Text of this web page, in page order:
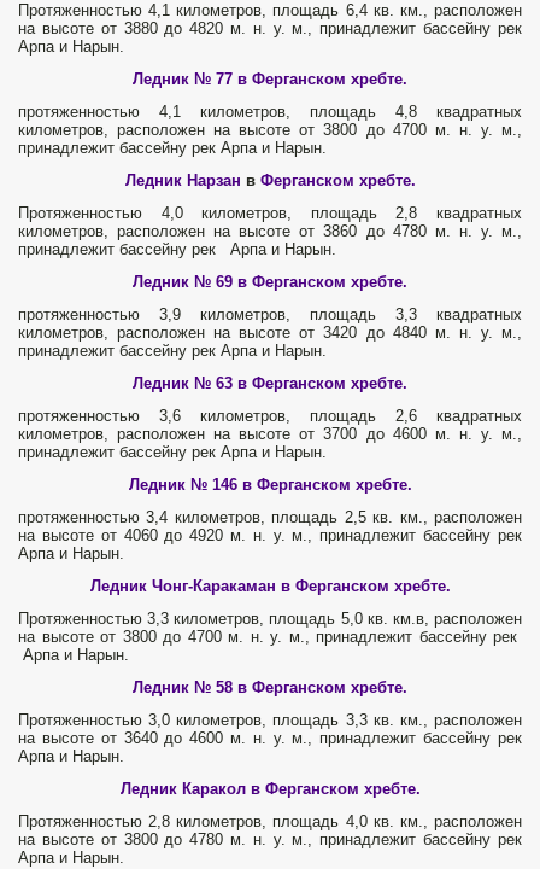
Протяженностью 4,1 километров, площадь 6,4 кв. км., расположен
на высоте от 3880 до 4820 м. н. у. м., принадлежит бассейну рек
Арпа и Нарын.
Ледник № 77 в Ферганском хребте.
протяженностью 4,1 километров, площадь 4,8 квадратных
километров, расположен на высоте от 3800 до 4700 м. н. у. м.,
принадлежит бассейну рек Арпа и Нарын.
Ледник Нарзан вФерганском хребте.
Протяженностью 4,0 километров, площадь 2,8 квадратных
километров, расположен на высоте от 3860 до 4780 м. н. у. м.,
принадлежит бассейну рек Арпа и Нарын.
Ледник № 69 в Ферганском хребте.
протяженностью 3,9 километров, площадь 3,3 квадратных
километров, расположен на высоте от 3420 до 4840 м. н. у. м.,
принадлежит бассейну рек Арпа и Нарын.
Ледник № 63 в Ферганском хребте.
протяженностью 3,6 километров, площадь 2,6 квадратных
километров, расположен на высоте от 3700 до 4600 м. н. у. м.,
принадлежит бассейну рек Арпа и Нарын.
Ледник № 146 в Ферганском хребте.
протяженностью 3,4 километров, площадь 2,5 кв. км., расположен
на высоте от 4060 до 4920 м. н. у. м., принадлежит бассейну рек
Арпа и Нарын.
Ледник Чонг-Каракаман в Ферганском хребте.
Протяженностью 3,3 километров, площадь 5,0 кв. км.в, расположен
на высоте от 3800 до 4700 м. н. у. м., принадлежит бассейну рек
Арпа и Нарын.
Ледник № 58 в Ферганском хребте.
Протяженностью 3,0 километров, площадь 3,3 кв. км., расположен
на высоте от 3640 до 4600 м. н. у. м., принадлежит бассейну рек
Арпа и Нарын.
Ледник Каракол в Ферганском хребте.
Протяженностью 2,8 километров, площадь 4,0 кв. км., расположен
на высоте от 3800 до 4780 м. н. у. м., принадлежит бассейну рек
Арпа и Нарын.